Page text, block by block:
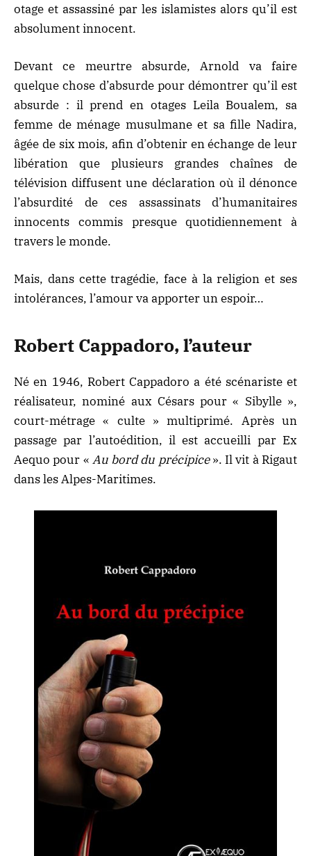
otage et assassiné par les islamistes alors qu’il est
absolument innocent.
Devant ce meurtre absurde, Arnold va faire
quelque chose d’absurde pour démontrer qu’il est
absurde : il prend en otages Leila Boualem, sa
femme de ménage musulmane et sa fille Nadira,
âgée de six mois, afin d’obtenir en échange de leur
libération que plusieurs grandes chaînes de
télévision diffusent une déclaration où il dénonce
l’absurdité de ces assassinats d’humanitaires
innocents commis presque quotidiennement à
travers le monde.
Mais, dans cette tragédie, face à la religion et ses
intolérances, l’amour va apporter un espoir…
Robert Cappadoro, l’auteur
Né en 1946, Robert Cappadoro a été scénariste et
réalisateur, nominé aux Césars pour « Sibylle »,
court-métrage « culte » multiprimé. Après un
passage par l’autoédition, il est accueilli par Ex
Aequo pour « Au bord du précipice». Il vit à Rigaut
dans les Alpes-Maritimes.